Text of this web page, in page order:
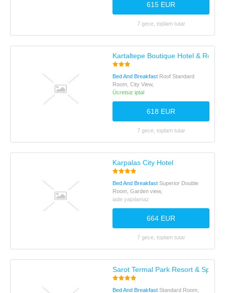
615 EUR
7 gece, toplam tutar
Kartaltepe Boutique Hotel &
Bed And Breakfast Roof Standard
Room, City View,
Ücretsiz iptal
618 EUR
7 gece, toplam tutar
Karpalas City Hotel
Bed And Breakfast Superior Double
Room, Garden view,
iade yapılamaz
664 EUR
7 gece, toplam tutar
Sarot Termal Park Resort & Spa
Bed And Breakfast Standard Room,